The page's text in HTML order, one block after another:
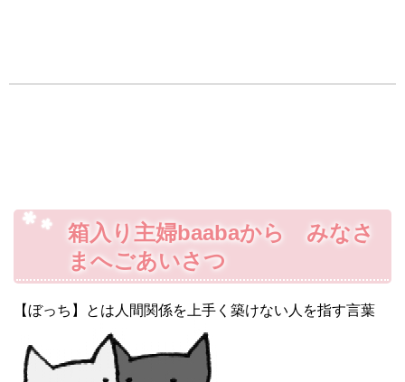
箱入り主婦baabaから みなさ
まへごあいさつ
【ぼっち】とは人間関係を上手く築けない人を指す言葉